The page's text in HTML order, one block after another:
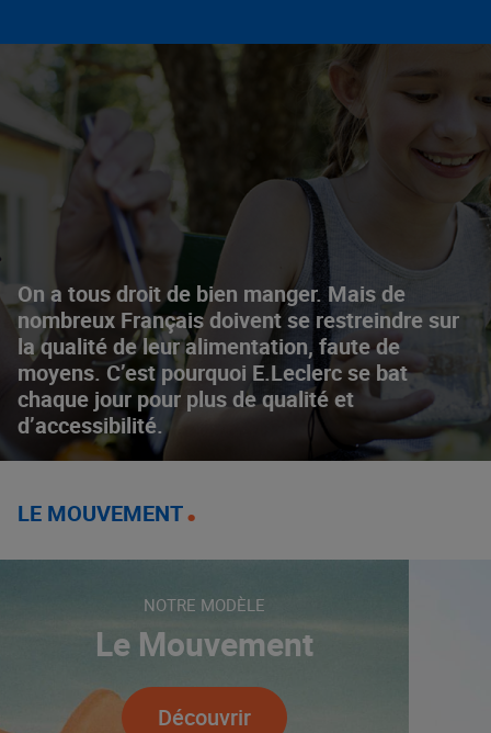
On a tous droit de bien manger. Mais de
nombreux Français doivent se restreindre sur
la qualité de leur alimentation, faute de
moyens. C’est pourquoi E.Leclerc se bat
chaque jour pour plus de qualité et
d’accessibilité.
LE MOUVEMENT
NOTRE MODÈLE
Le Mouvement
Découvrir